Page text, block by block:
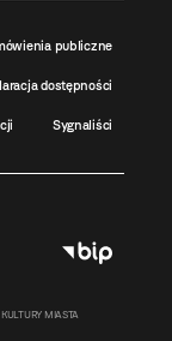
publiczne
dostępności
Sygnaliści
MIASTA